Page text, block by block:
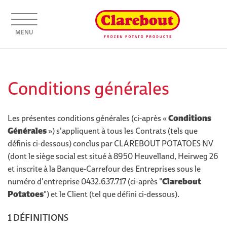
MENU
Conditions générales
Les présentes conditions générales (ci-après «Conditions
Générales») s'appliquent à tous les Contrats (tels que
définis ci-dessous) conclus par CLAREBOUT POTATOES NV
(dont le siège social est situé à 8950 Heuvelland, Heirweg 26
et inscrite à la Banque-Carrefour des Entreprises sous le
numéro d'entreprise 0432.637.717 (ci-après "Clarebout
Potatoes") et le Client (tel que défini ci-dessous).
1 DÉFINITIONS